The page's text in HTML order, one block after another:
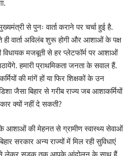
से पुनः वार्ता कराने पर चर्चा हुई है.
वार्ता अविलंब शुरू होगी और आशाओं के पक्ष
मजबूती से हर प्लेटफॉर्म पर आशाओं
हमारी प्राथमिकता जनता के सवाल हैं.
की मांगें हों या फिर शिक्षकों के उन
जैसा बिहार से गरीब राज्य जब आशाकर्मियों
क्यों नहीं दे सकती?
आशाओं की मेहनत से ग्रामीण स्वास्थ्य सेवाओं
सरकार अन्य राज्यों में मिल रही सुविधाएं
से लेकर सड़क तक आपके आंदोलन के साथ हैं.